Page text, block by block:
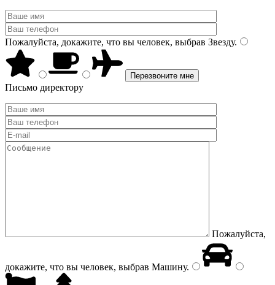
Пожалуйста, докажите, что вы человек, выбрав Звезду.
Письмо директору
Пожалуйста,
докажите, что вы человек, выбрав Машину.